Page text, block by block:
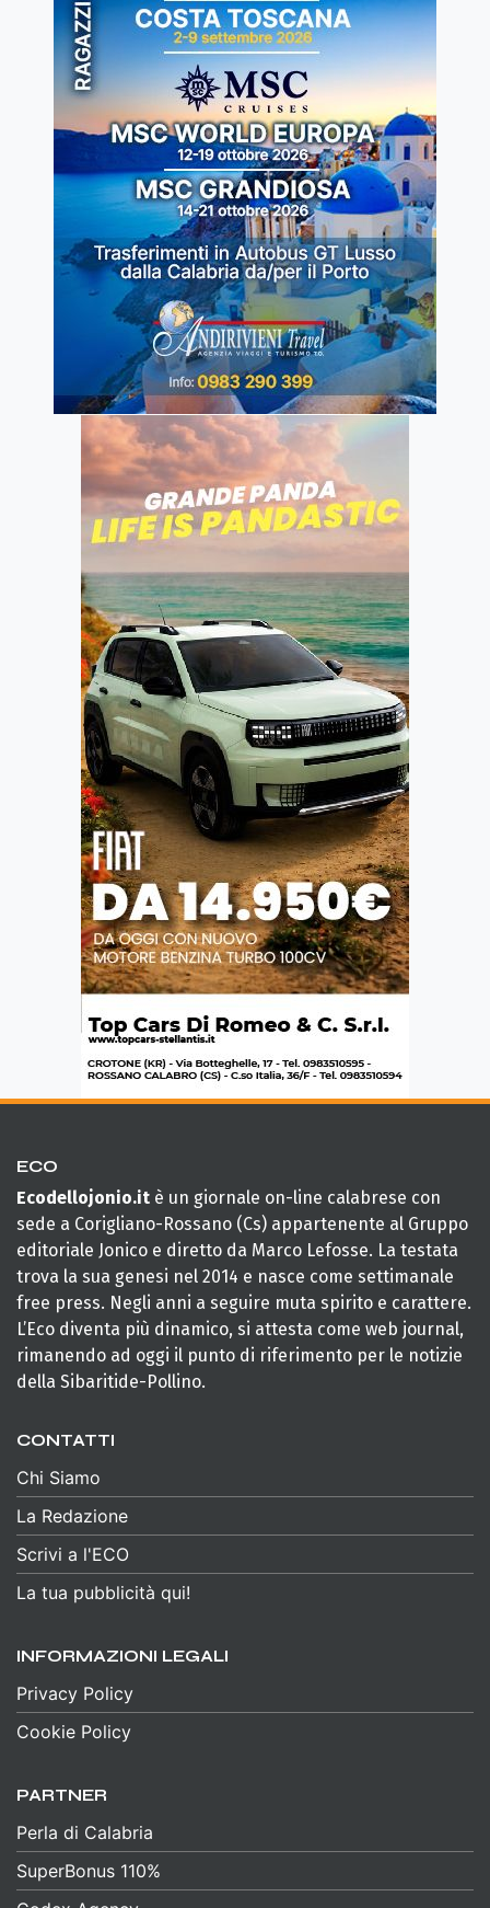
ECO
Ecodellojonio.it è un giornale on-line calabrese con
sede a Corigliano-Rossano (Cs) appartenente al Gruppo
editoriale Jonico e diretto da Marco Lefosse. La testata
trova la sua genesi nel 2014 e nasce come settimanale
free press. Negli anni a seguire muta spirito e carattere.
L’Eco diventa più dinamico, si attesta come web journal,
rimanendo ad oggi il punto di riferimento per le notizie
della Sibaritide-Pollino.
CONTATTI
Chi Siamo
La Redazione
Scrivi a l'ECO
La tua pubblicità qui!
INFORMAZIONI LEGALI
Privacy Policy
Cookie Policy
PARTNER
Perla di Calabria
SuperBonus 110%